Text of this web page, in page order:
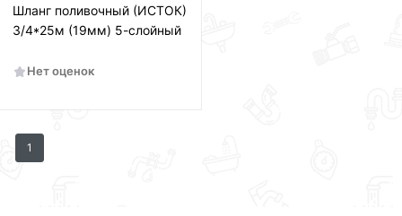
Шланг поливочный (ИСТОК)
3/4*25м (19мм) 5-слойный
Нет оценок
1